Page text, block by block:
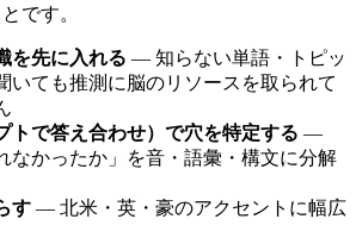
です。
を先に入れる ― 知らない単語・トピッ
いても推測に脳のリソースを取られて
トで答え合わせ）で穴を特定する ―
なかったか」を音・語彙・構文に分解
す ― 北米・英・豪のアクセントに幅広